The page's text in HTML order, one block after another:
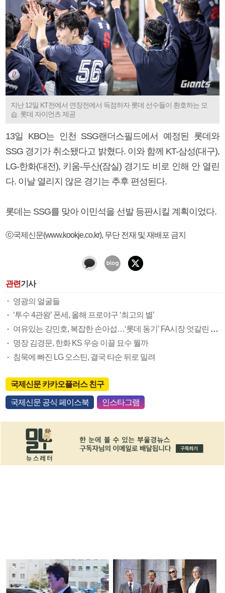
지난 12일 KT전에서 연장전에서 득점하자 롯데 선수들이 환호하는 모
습. 롯데 자이언츠 제공
13일 KBO는 인천 SSG랜더스필드에서 예정된 롯데와
SSG 경기가 취소됐다고 밝혔다. 이와 함께 KT-삼성(대구),
LG-한화(대전), 키움-두산(잠실) 경기도 비로 인해 안 열린
다. 이날 열리지 않은 경기는 추후 편성된다.
롯데는 SSG를 맞아 이민석을 선발 등판시킬 계획이었다.
ⓒ국제신문(www.kookje.co.kr), 무단 전재 및 재배포 금지
관련기사
영광의 얼굴들
‘투수 4관왕’ 폰세, 올해 프로야구 ‘최고의 별’
여유있는 강민호, 복잡한 손아섭…‘롯데 동기’ FA시장 엇갈린 희비
명장 김경문, 한화 KS 우승 이끌 묘수 뭘까
침묵에 빠진 LG 오스틴, 결국 타순 뒤로 밀려
국제신문 카카오플러스 친구
국제신문 공식 페이스북 인스타그램